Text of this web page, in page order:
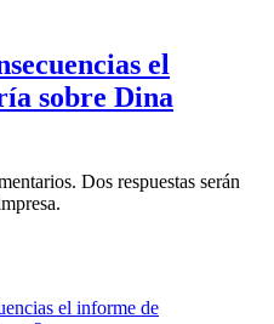
el
sobre Dina
Dos respuestas serán